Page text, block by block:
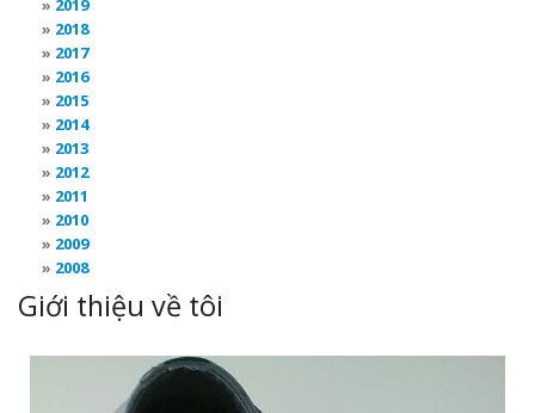
2019
2018
2017
2016
2015
2014
2013
2012
2011
2010
2009
2008
Giới thiệu về tôi